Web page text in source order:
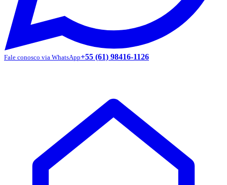
Fale conosco via WhatsApp+55 (61) 98416-1126